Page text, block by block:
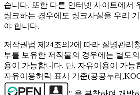
습니다. 또한 다른 인터넷 사이트에서
링크하는 경우에도 링크사실을 우리
야 합니다.
저작권법 제24조의2에 따라 질병관리
부를 보유한 저작물의 경우에는 별도
용이 가능합니다. 단, 자유이용이 가능
자유이용허락 표시 기준(공공누리
" 을 부착하여 개방